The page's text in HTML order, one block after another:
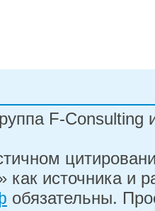
F-
как источника и
обязательны.